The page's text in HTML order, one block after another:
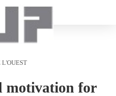
L'OUEST
motivation for